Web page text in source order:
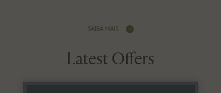
SAIBA MAIS
Latest Offers